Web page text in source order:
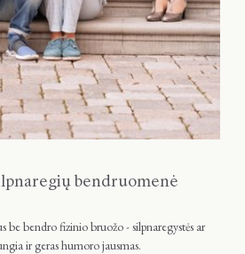
bendruomenė
be bendro fizinio bruožo - silpnaregystės ar
ir geras humoro jausmas.